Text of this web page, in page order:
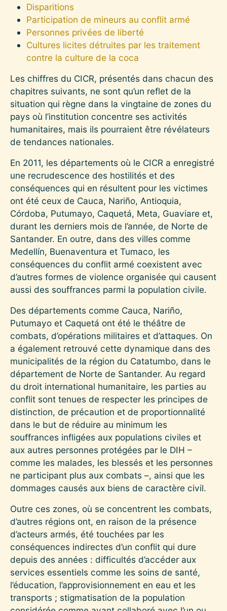
Disparitions
Participation de mineurs au conflit armé
Personnes privées de liberté
Cultures licites détruites par les traitement
contre la culture de la coca
Les chiffres du CICR, présentés dans chacun des
chapitres suivants, ne sont qu’un reflet de la
situation qui règne dans la vingtaine de zones du
pays où l’institution concentre ses activités
humanitaires, mais ils pourraient être révélateurs
de tendances nationales.
En 2011, les départements où le CICR a enregistré
une recrudescence des hostilités et des
conséquences qui en résultent pour les victimes
ont été ceux de Cauca, Nariño, Antioquia,
Córdoba, Putumayo, Caquetá, Meta, Guaviare et,
durant les derniers mois de l’année, de Norte de
Santander. En outre, dans des villes comme
Medellín, Buenaventura et Tumaco, les
conséquences du conflit armé coexistent avec
d’autres formes de violence organisée qui causent
aussi des souffrances parmi la population civile.
Des départements comme Cauca, Nariño,
Putumayo et Caquetá ont été le théâtre de
combats, d’opérations militaires et d’attaques. On
a également retrouvé cette dynamique dans des
municipalités de la région du Catatumbo, dans le
département de Norte de Santander. Au regard
du droit international humanitaire, les parties au
conflit sont tenues de respecter les principes de
distinction, de précaution et de proportionnalité
dans le but de réduire au minimum les
souffrances infligées aux populations civiles et
aux autres personnes protégées par le DIH –
comme les malades, les blessés et les personnes
ne participant plus aux combats –, ainsi que les
dommages causés aux biens de caractère civil.
Outre ces zones, où se concentrent les combats,
d’autres régions ont, en raison de la présence
d’acteurs armés, été touchées par les
conséquences indirectes d’un conflit qui dure
depuis des années : difficultés d’accéder aux
services essentiels comme les soins de santé,
l’éducation, l’approvisionnement en eau et les
transports ; stigmatisation de la population